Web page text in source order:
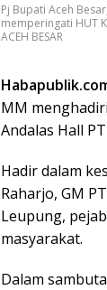
Pj Bupati Aceh
memperingati HUT
ACEH BESAR
MM
Andalas Hall
Hadir dalam
Raharjo, GM
Leupung,
masyarakat.
Dalam